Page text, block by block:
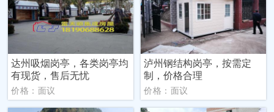
达州吸烟岗亭，各类岗亭均
有现货，售后无忧
价格：面议
泸州钢结构岗亭，按需定
制，价格合理
价格：面议